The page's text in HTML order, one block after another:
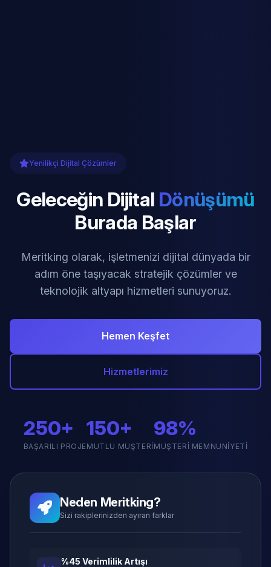
Yenilikçi Dijital Çözümler
Geleceğin Dijital Dönüşümü
Burada Başlar
Meritking olarak, işletmenizi dijital dünyada bir
adım öne taşıyacak stratejik çözümler ve
teknolojik altyapı hizmetleri sunuyoruz.
Hemen Keşfet
Hizmetlerimiz
250+
BAŞARILI PROJE
150+
MUTLU MÜŞTERI
98%
MÜŞTERI MEMNUNIYETI
Neden Meritking?
Sizi rakiplerinizden ayıran farklar
%45 Verimlilik Artışı